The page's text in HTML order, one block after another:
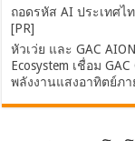
ถอดรหัส AI ประเทศไท
[PR]
หัวเว่ย และ GAC
Ecosystem เชื่อม
พลังงานแสงอาทิตย์ภา